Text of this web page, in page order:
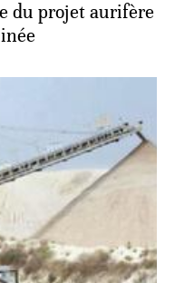
du projet aurifère